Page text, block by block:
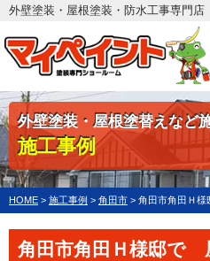
外壁塗装・屋根塗装・防水工事専門店
外壁塗装・屋根塗替えなど
施工事例
HOME > 施工事例 > 角田市 > 角田市角田Ｈ様
角田市角田Ｈ様邸で